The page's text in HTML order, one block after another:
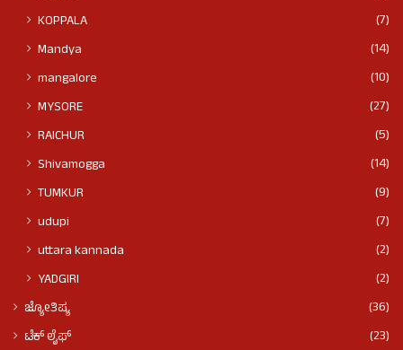
KOPPALA
(7)
Mandya
(14)
mangalore
(10)
MYSORE
(27)
RAICHUR
(5)
Shivamogga
(14)
TUMKUR
(9)
udupi
(7)
uttara kannada
(2)
YADGIRI
(2)
ಜ್ಯೋತಿಷ್ಯ
(36)
ಟೆಕ್ ಲೈಫ್
(23)